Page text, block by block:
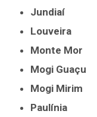
Jundiaí
Louveira
Monte Mor
Mogi Guaçu
Mogi Mirim
Paulínia